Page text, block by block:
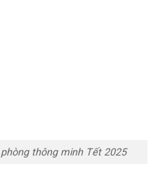
thông minh Tết 2025